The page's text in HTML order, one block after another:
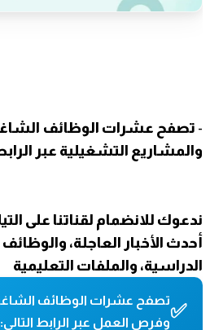
- تصفح عشرات الوظائف
والمشاريع التشغيلية عبر
ندعوك للانضمام لقناتنا على
أحدث الأخبار العاجلة،
الدراسية، والملفات التعليمية
✅تصفح عشرات الوظائف
وفرص العمل عبر الرابط التالي: